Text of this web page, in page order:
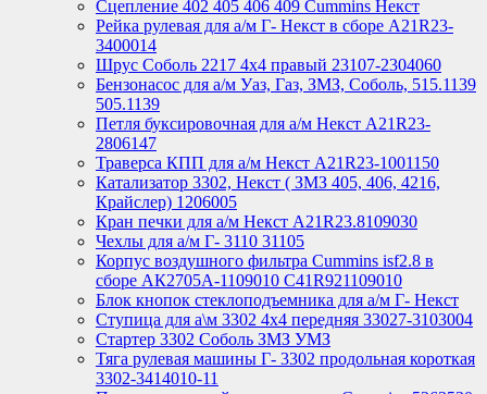
Сцепление 402 405 406 409 Cummins Некст
Рейка рулевая для а/м Г- Некст в сборе А21R23-
3400014
Шрус Соболь 2217 4х4 правый 23107-2304060
Бензонасос для а/м Уаз, Газ, ЗМЗ, Соболь, 515.1139
505.1139
Петля буксировочная для а/м Некст A21R23-
2806147
Траверса КПП для а/м Некст A21R23-1001150
Катализатор 3302, Некст ( ЗМЗ 405, 406, 4216,
Крайслер) 1206005
Кран печки для а/м Некст A21R23.8109030
Чехлы для а/м Г- 3110 31105
Корпус воздушного фильтра Cummins isf2.8 в
сборе АК2705А-1109010 С41R921109010
Блок кнопок стеклоподъемника для а/м Г- Некст
Ступица для а\м 3302 4х4 передняя 33027-3103004
Стартер 3302 Соболь ЗМЗ УМЗ
Тяга рулевая машины Г- 3302 продольная короткая
3302-3414010-11